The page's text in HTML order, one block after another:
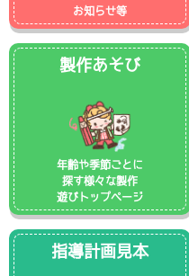
お知らせ等
製作あそび
年齢や季節ごとに
探す様々な製作
遊びトップページ
指導計画見本